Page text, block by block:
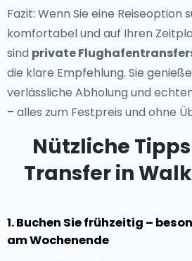
Fazit: Wenn Sie eine Reiseoption
komfortabel und auf Ihren
sind private
die klare Empfehlung. Sie
verlässliche Abholung und
– alles zum Festpreis und ohne
Nützliche
Transfer in
1. Buchen Sie frühzeitig –
am Wochenende